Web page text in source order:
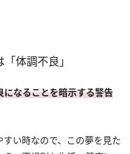
体調不良」
なることを暗示する警告
い時なので、この夢を見た